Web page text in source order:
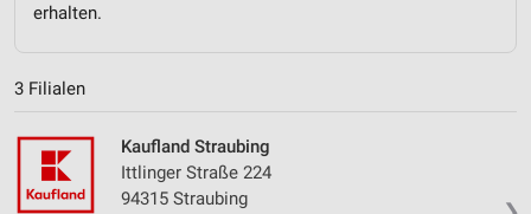
erhalten.
3 Filialen
Kaufland Straubing
Ittlinger Straße 224
94315 Straubing